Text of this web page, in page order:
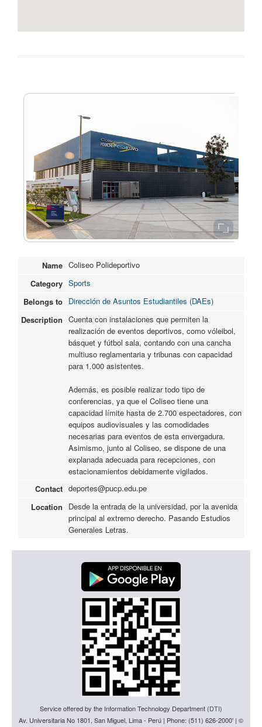
Name Coliseo Polideportivo
Category Sports
Belongs to Dirección de Asuntos Estudiantiles (DAEs)
Description Cuenta con instalaciones que permiten la
realización de eventos deportivos, como vóleibol,
básquet y fútbol sala, contando con una cancha
multiuso reglamentaria y tribunas con capacidad
para 1.000 asistentes.
Además, es posible realizar todo tipo de
conferencias, ya que el Coliseo tiene una
capacidad límite hasta de 2.700 espectadores, con
equipos audiovisuales y las comodidades
necesarias para eventos de esta envergadura.
Asimismo, junto al Coliseo, se dispone de una
explanada adecuada para recepciones, con
estacionamientos debidamente vigilados.
Contact deportes@pucp.edu.pe
Location
Desde la entrada de la universidad, por la avenida
principal al extremo derecho. Pasando Estudios
Generales Letras.
Service offered by the Information Technology Department (DTI)
Av. Universitaria No 1801, San Miguel, Lima - Perú | Phone: (511) 626-2000' | ©